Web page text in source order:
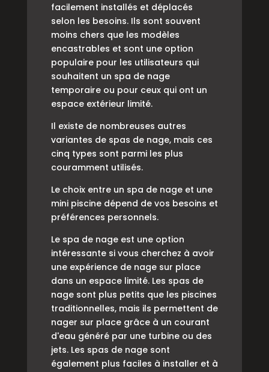
facilement installés et déplacés
selon les besoins. Ils sont souvent
moins chers que les modèles
encastrables et sont une option
populaire pour les utilisateurs qui
souhaitent un spa de nage
temporaire ou pour ceux qui ont un
espace extérieur limité.
Il existe de nombreuses autres
variantes de spas de nage, mais ces
cinq types sont parmi les plus
couramment utilisés.
Le choix entre un spa de nage et une
mini piscine dépend de vos besoins et
préférences personnels.
Le spa de nage est une option
intéressante si vous cherchez à avoir
une expérience de nage sur place
dans un espace limité. Les spas de
nage sont plus petits que les piscines
traditionnelles, mais ils permettent de
nager sur place grâce à un courant
d'eau généré par une turbine ou des
jets. Les spas de nage sont
également plus faciles à installer et à